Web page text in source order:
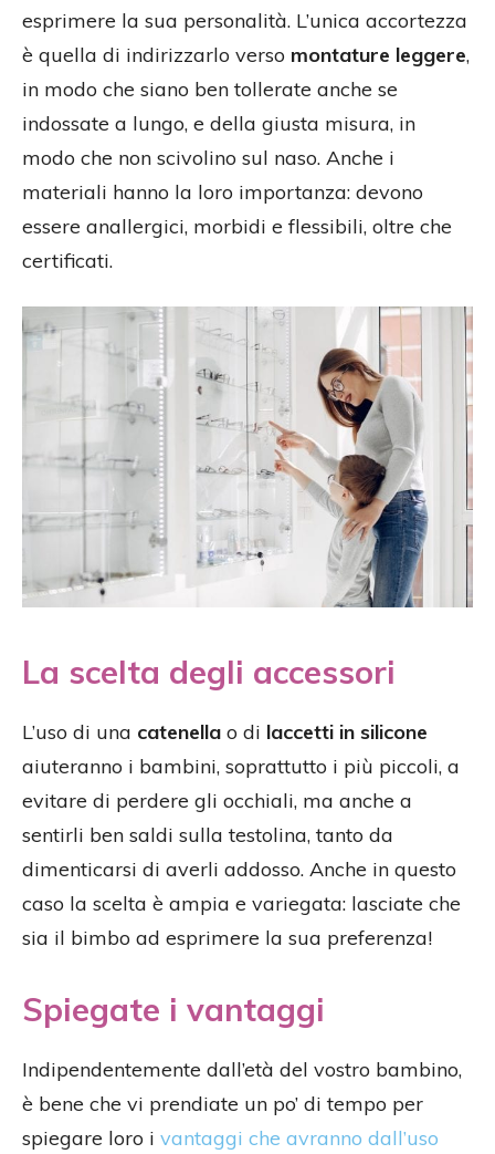
esprimere la sua personalità. L’unica accortezza
è quella di indirizzarlo verso montature leggere,
in modo che siano ben tollerate anche se
indossate a lungo, e della giusta misura, in
modo che non scivolino sul naso. Anche i
materiali hanno la loro importanza: devono
essere anallergici, morbidi e flessibili, oltre che
certificati.
La scelta degli accessori
L’uso di una catenella o di laccetti in silicone
aiuteranno i bambini, soprattutto i più piccoli, a
evitare di perdere gli occhiali, ma anche a
sentirli ben saldi sulla testolina, tanto da
dimenticarsi di averli addosso. Anche in questo
caso la scelta è ampia e variegata: lasciate che
sia il bimbo ad esprimere la sua preferenza!
Spiegate i vantaggi
Indipendentemente dall’età del vostro bambino,
è bene che vi prendiate un po’ di tempo per
spiegare loro i vantaggi che avranno dall’uso